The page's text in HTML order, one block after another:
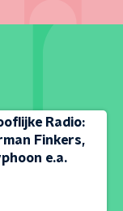
Radio:
Finkers,
e.a.